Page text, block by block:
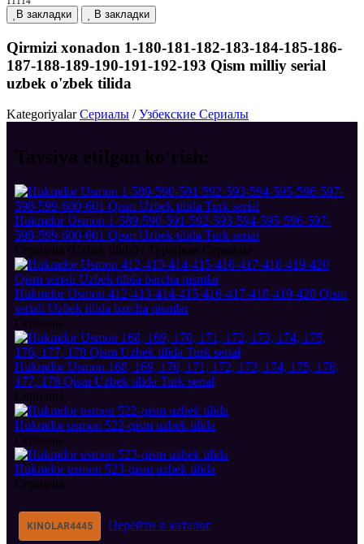
В закладки В закладки
Qirmizi xonadon 1-180-181-182-183-184-185-186-
187-188-189-190-191-192-193 Qism milliy serial
uzbek o'zbek tilida
Kategoriyalar Сериалы /Узбекские Сериалы
Tavsiya etilgan ko'rish:
Hukmdor Usmon 1-589-590-591-592-593-594-595-596-597-
598-599-600-601 Qism Uzbek tilida Turk serial
Сериалы (Uzbek tilida) / Турецкая Сериалы
Hukmdor Usmon 412-413-414-415-416-417-418-419-420 Qism
seriali Uzbek tilida barcha qismlar
Сериалы
Hukmdor Usmon 168, 169, 170, 171, 172, 173, 174, 175, 176,
177, 178 Qism Uzbek tilida Turk serial
Сериалы
Hukmdor usmon 522-qism uzbek tilida
Сериалы
Hukmdor usmon 523-qism uzbek tilida
Сериалы
KINOLAR4445 Перейти в каталог